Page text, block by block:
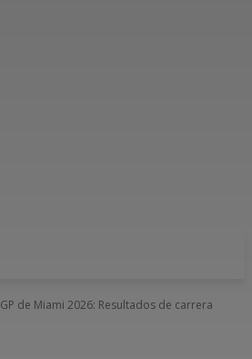
GP de Miami 2026: Resultados de carrera